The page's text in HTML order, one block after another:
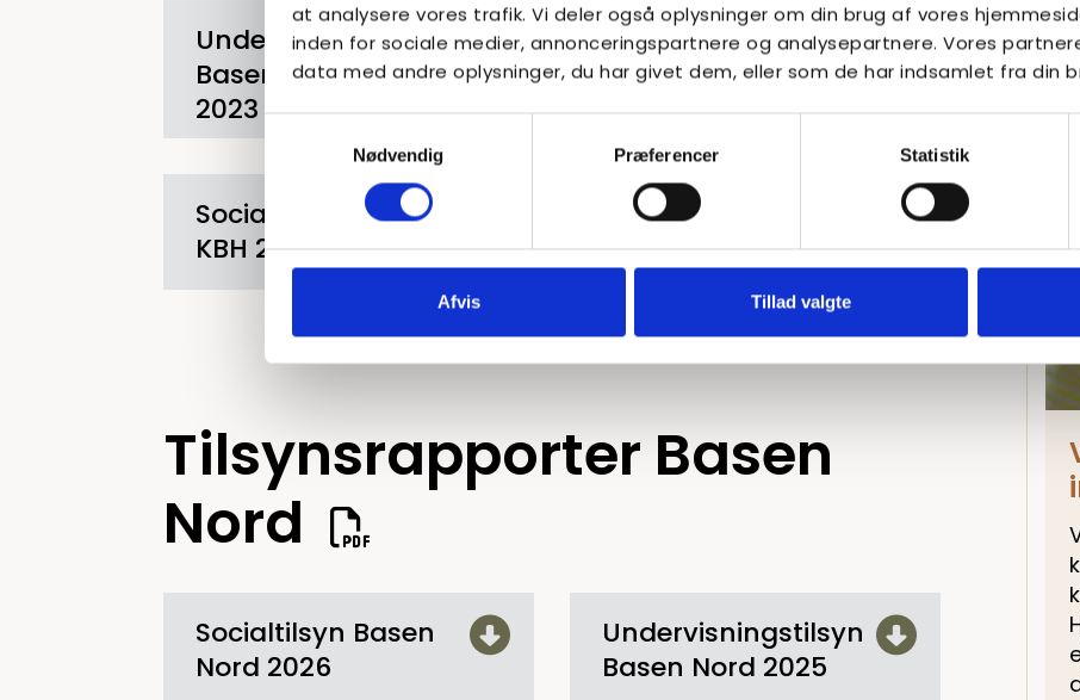
at analysere vores trafik. Vi deler også oplysninger om din brug af vores
inden for sociale medier, annonceringspartnere og analysepartnere. Vores
data med andre oplysninger, du har givet dem, eller som de har indsamlet fra din
Nødvendig
Præferencer Statistik
Afvis Tillad valgte
Undervisningstilsyn
Basen KBH 2022
2023
Undervisningstilsyn
Basen KBH 2022
Socialtilsyn Basen
KBH 2023
Tilsynsrapporter Basen
Nord
Socialtilsyn Basen
Nord 2026
Undervisningstilsyn
Basen Nord 2025